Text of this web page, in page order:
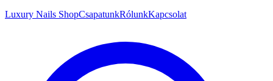
Luxury Nails ShopCsapatunkRólunkKapcsolat